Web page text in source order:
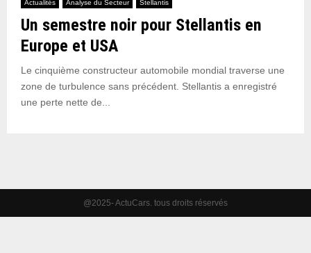
Actualités Analyse du Secteur Stellantis
Un semestre noir pour Stellantis en
Europe et USA
Le cinquième constructeur automobile mondial traverse une
zone de turbulence sans précédent. Stellantis a enregistré
une perte nette de...
@2025- ActuCars. tous droits réservés